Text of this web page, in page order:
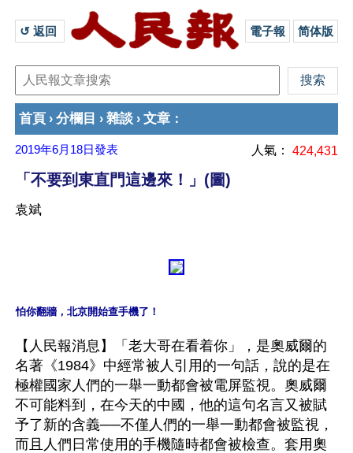
↺ 返回 電子報 简体版
首頁 › 分欄目 › 雜談 › 文章 ：
2019年6月18日發表 人氣： 424,431
「不要到東直門這邊來！」(圖)
袁斌
怕你翻牆，北京開始查手機了！
【人民報消息】「老大哥在看着你」，是奧威爾的
名著《1984》中經常被人引用的一句話，說的是在
極權國家人們的一舉一動都會被電屏監視。奧威爾
不可能料到，在今天的中國，他的這句名言又被賦
予了新的含義──不僅人們的一舉一動都會被監視，
而且人們日常使用的手機隨時都會被檢查。套用奧